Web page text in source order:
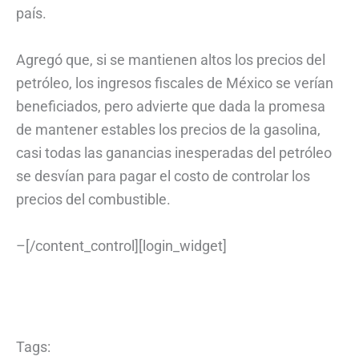
país.
Agregó que, si se mantienen altos los precios del
petróleo, los ingresos fiscales de México se verían
beneficiados, pero advierte que dada la promesa
de mantener estables los precios de la gasolina,
casi todas las ganancias inesperadas del petróleo
se desvían para pagar el costo de controlar los
precios del combustible.
–[/content_control][login_widget]
Tags: